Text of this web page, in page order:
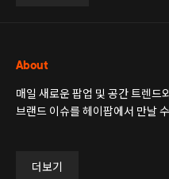
About
매일 새로운 팝업 및 공간 트렌드
브랜드 이슈를 헤이팝에서 만날
더보기